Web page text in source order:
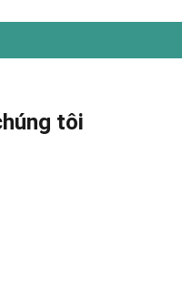
tôi